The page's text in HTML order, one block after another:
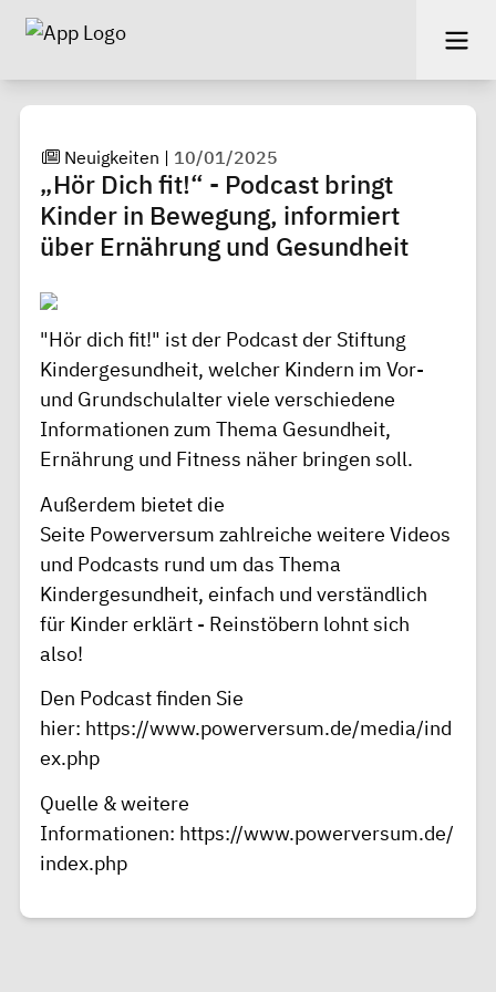
Neuigkeiten | 10/01/2025
„Hör Dich fit!“ - Podcast bringt
Kinder in Bewegung, informiert
über Ernährung und Gesundheit
"Hör dich fit!" ist der Podcast der Stiftung
Kindergesundheit, welcher Kindern im Vor-
und Grundschulalter viele verschiedene
Informationen zum Thema Gesundheit,
Ernährung und Fitness näher bringen soll.
Außerdem bietet die
Seite Powerversum zahlreiche weitere Videos
und Podcasts rund um das Thema
Kindergesundheit, einfach und verständlich
für Kinder erklärt - Reinstöbern lohnt sich
also!
Den Podcast finden Sie
hier: https://www.powerversum.de/media/ind
ex.php
Quelle & weitere
Informationen: https://www.powerversum.de/
index.php